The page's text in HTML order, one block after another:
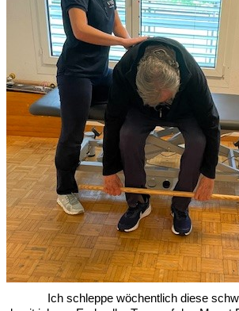
Ich schleppe wöchentlich diese